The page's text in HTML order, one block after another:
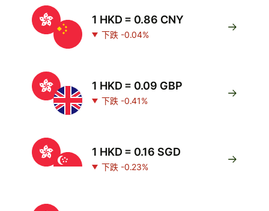
1 HKD = 0.86 CNY
下跌 -0.04%
1 HKD = 0.09 GBP
下跌 -0.41%
1 HKD = 0.16 SGD
下跌 -0.23%